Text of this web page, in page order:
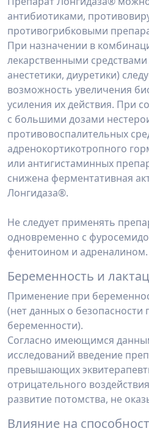
антибиотиками,
противогрибковыми
При назначении в
лекарственными
анестетики, диуретики)
возможность увеличения
усиления их действия. При
с большими дозами
противовоспалительных
адренокортикотропного
или антигиста­минных
снижена ферментативная
Лонгида­за®.
Не следует применять
одновременно с
фенитоином и адреналином.
Беременность и
Применение при
(нет данных о безопасности
беременности).
Согласно имеющимся
исследований введение
превышающих
отрицательного
развитие потомства, не
Влияние на